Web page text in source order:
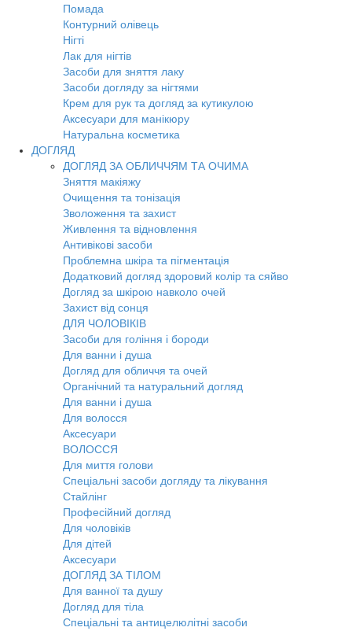
Помада
Контурний олівець
Нігті
Лак для нігтів
Засоби для зняття лаку
Засоби догляду за нігтями
Крем для рук та догляд за кутикулою
Аксесуари для манікюру
Натуральна косметика
ДОГЛЯД
ДОГЛЯД ЗА ОБЛИЧЧЯМ ТА ОЧИМА
Зняття макіяжу
Очищення та тонізація
Зволоження та захист
Живлення та відновлення
Антивікові засоби
Проблемна шкіра та пігментація
Додатковий догляд здоровий колір та сяйво
Догляд за шкірою навколо очей
Захист від сонця
ДЛЯ ЧОЛОВІКІВ
Засоби для гоління і бороди
Для ванни і душа
Догляд для обличчя та очей
Органічний та натуральний догляд
Для ванни і душа
Для волосся
Аксесуари
ВОЛОССЯ
Для миття голови
Спеціальні засоби догляду та лікування
Стайлінг
Професійний догляд
Для чоловіків
Для дітей
Аксесуари
ДОГЛЯД ЗА ТІЛОМ
Для ванної та душу
Догляд для тіла
Спеціальні та антицелюлітні засоби